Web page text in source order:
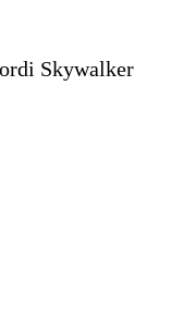
Skywalker